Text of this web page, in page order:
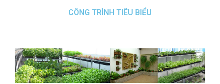
CÔNG TRÌNH TIÊU BIỂU